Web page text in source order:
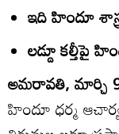
ఇది హిందూ
లడ్డూ కల్తీపై
అమరావతి, మార్చి
హిందూ ధర్మ